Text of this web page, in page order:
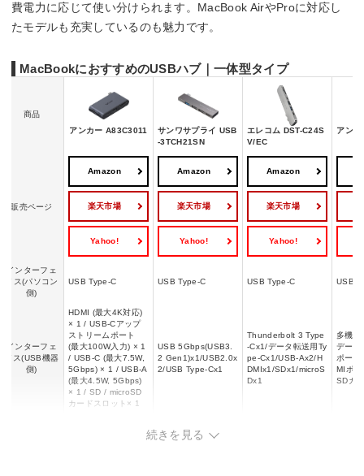
費電力に応じて使い分けられます。MacBook AirやProに対応し
たモデルも充実しているのも魅力です。
MacBookにおすすめのUSBハブ｜一体型タイプ
商品
アンカー A83C3011
サンワサプライ USB
-3TCH21SN
エレコム DST-C24S
V/EC
アン
販売ページ
Amazon
楽天市場
Yahoo!
Amazon
楽天市場
Yahoo!
Amazon
楽天市場
Yahoo!
インターフェ
イス(パソコン
側)
USB Type-C USB Type-C USB Type-C USB
インターフェ
イス(USB機器
側)
HDMI (最大4K対応)
× 1 / USB-Cアップ
ストリームポート
(最大100W入力) × 1
/ USB-C (最大7.5W,
5Gbps) × 1 / USB-A
(最大4.5W, 5Gbps)
× 1 / SD / microSD
カードスロット× 1
USB 5Gbps(USB3.
2 Gen1)x1/USB2.0x
2/USB Type-Cx1
Thunderbolt 3 Type
-Cx1/データ転送用Ty
pe-Cx1/USB-Ax2/H
DMIx1/SDx1/microS
Dx1
多機能
データ
ポート
MIポ
SDカ
続きを見る